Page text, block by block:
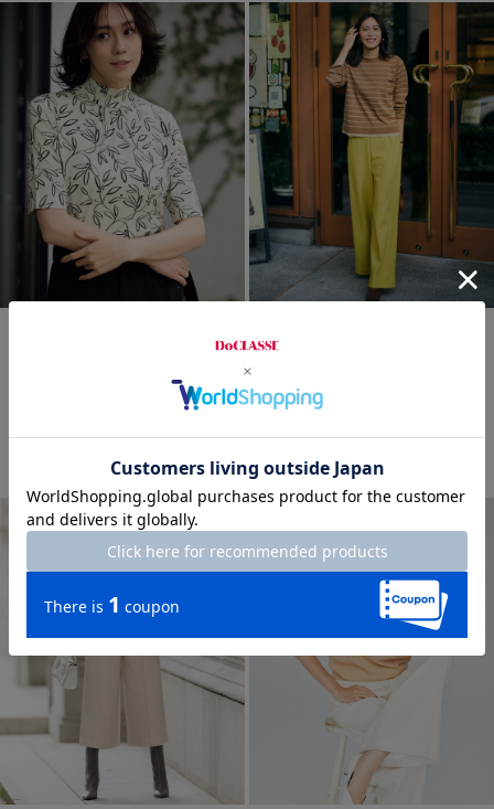
UVスラブ・ギャザーハイネッ
ストレッチニット・リブ配色ク
¥2,990 税込
通常価格から25%OFF